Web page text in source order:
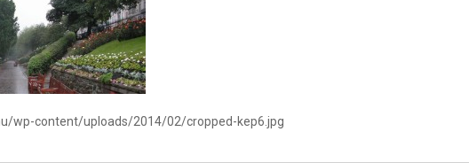
wp-content/uploads/2014/02/cropped-kep6.jpg